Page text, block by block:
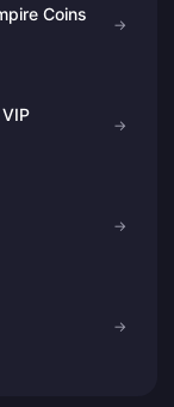
Coins
→
→
→
→